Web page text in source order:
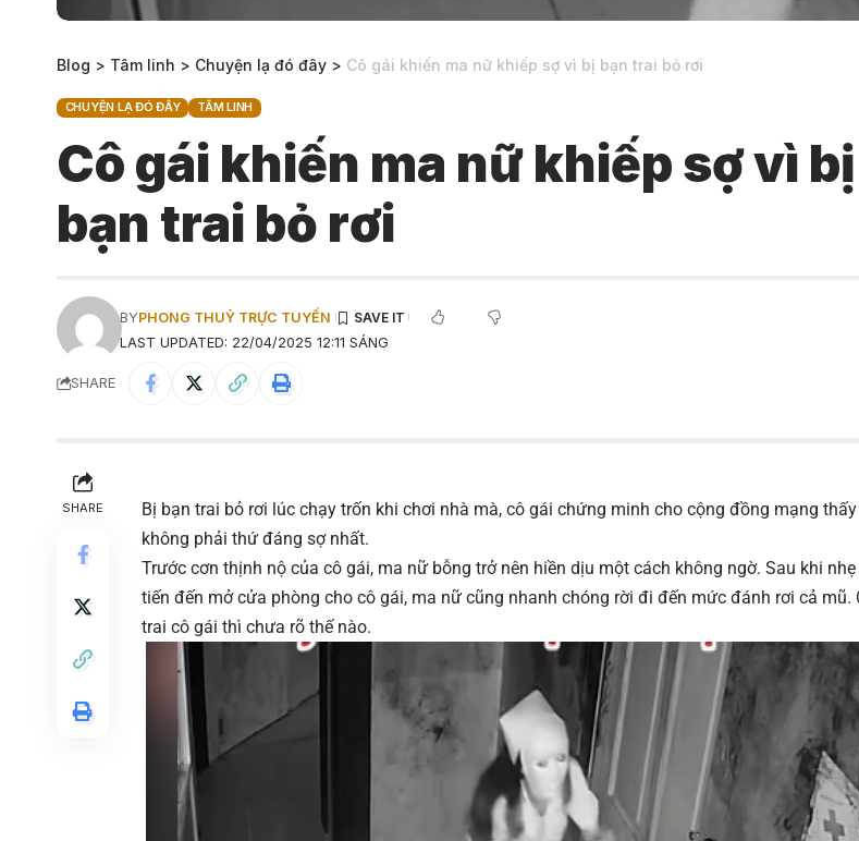
Blog > Tâm linh > Chuyện lạ đó đây > Cô gái khiến ma nữ khiếp sợ vì bị bạn trai bỏ rơi
CHUYỆN LẠ ĐÓ ĐÂY TÂM LINH
Cô gái khiến ma nữ khiếp sợ vì bị
bạn trai bỏ rơi
LAST UPDATED: 22/04/2025 12:11 SÁNG
BYPHONG THUỶ TRỰC TUYẾN
SHARE
SHARE
Bị bạn trai bỏ rơi lúc chạy trốn khi chơi nhà mà, cô gái chứng minh cho cộng đồng mạng
không phải thứ đáng sợ nhất.
Trước cơn thịnh nộ của cô gái, ma nữ bỗng trở nên hiền dịu một cách không ngờ. Sau khi
tiến đến mở cửa phòng cho cô gái, ma nữ cũng nhanh chóng rời đi đến mức đánh rơi cả mũ.
trai cô gái thì chưa rõ thế nào.